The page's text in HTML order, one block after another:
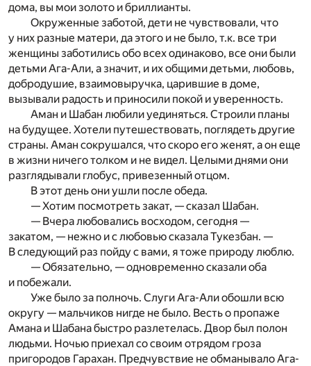
дома, вы мои золото и бриллианты.
Окруженные заботой, дети не чувствовали, что
у них разные матери, да этого и не было, т.к. все три
женщины заботились обо всех одинаково, все они были
детьми Ага-Али, а значит, и их общими детьми, любовь,
добродушие, взаимовыручка, царившие в доме,
вызывали радость и приносили покой и уверенность.
Аман и Шабан любили уединяться. Строили планы
на будущее. Хотели путешествовать, поглядеть другие
страны. Аман сокрушался, что скоро его женят, а он еще
в жизни ничего толком и не видел. Целыми днями они
разглядывали глобус, привезенный отцом.
В этот день они ушли после обеда.
— Хотим посмотреть закат, — сказал Шабан.
— Вчера любовались восходом, сегодня —
закатом, — нежно и с любовью сказала Тукезбан. —
В следующий раз пойду с вами, я тоже природу люблю.
— Обязательно, — одновременно сказали оба
и побежали.
Уже было за полночь. Слуги Ага-Али обошли всю
округу — мальчиков нигде не было. Весть о пропаже
Амана и Шабана быстро разлетелась. Двор был полон
людьми. Ночью приехал со своим отрядом гроза
пригородов Гарахан. Предчувствие не обманывало Ага-